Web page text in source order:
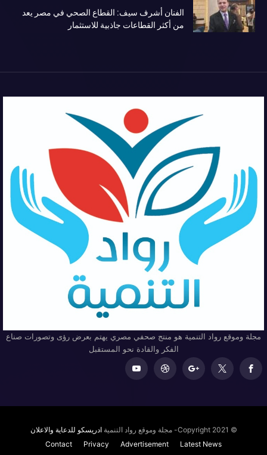
الفنان أشرف سيف: القطاع الصحي في مصر يعد
من أكثر القطاعات جاذبية للاستثمار
مجلة وموقع رواد التنمية هو منتج صحفي مصري يهتم بعرض رؤى وتصورات صناع
الفكر والقادة نحو المستقبل
© Copyright 2021- مجلة وموقع رواد التنمية
ادريسكو للدعاية والاعلان
Latest News
Advertisement
Privacy
Contact